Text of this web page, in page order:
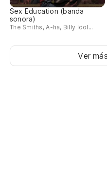
Sex Education (banda
sonora)
The Smiths, A-ha, Billy Idol...
Ver